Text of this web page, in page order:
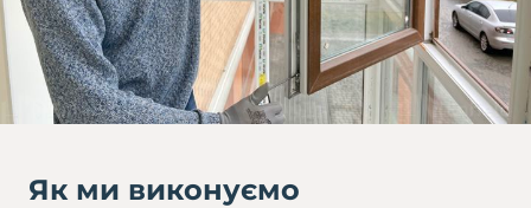
Як ми виконуємо